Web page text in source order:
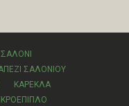
ΣΑΛΟΝΙ
ΣΑΛΟΝΙΟΥ
ΚΑΡΕΚΛΑ